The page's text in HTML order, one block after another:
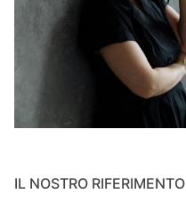
IL NOSTRO RIFERIMENTO